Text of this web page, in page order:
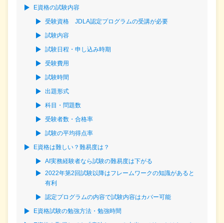
E資格の試験内容
受験資格 JDLA認定プログラムの受講が必要
試験内容
試験日程・申し込み時期
受験費用
試験時間
出題形式
科目・問題数
受験者数・合格率
試験の平均得点率
E資格は難しい？難易度は？
AI実務経験者なら試験の難易度は下がる
2022年第2回試験以降はフレームワークの知識があると
有利
認定プログラムの内容で試験内容はカバー可能
E資格試験の勉強方法・勉強時間